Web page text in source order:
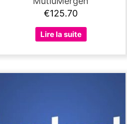
€125.70
Lire la suite